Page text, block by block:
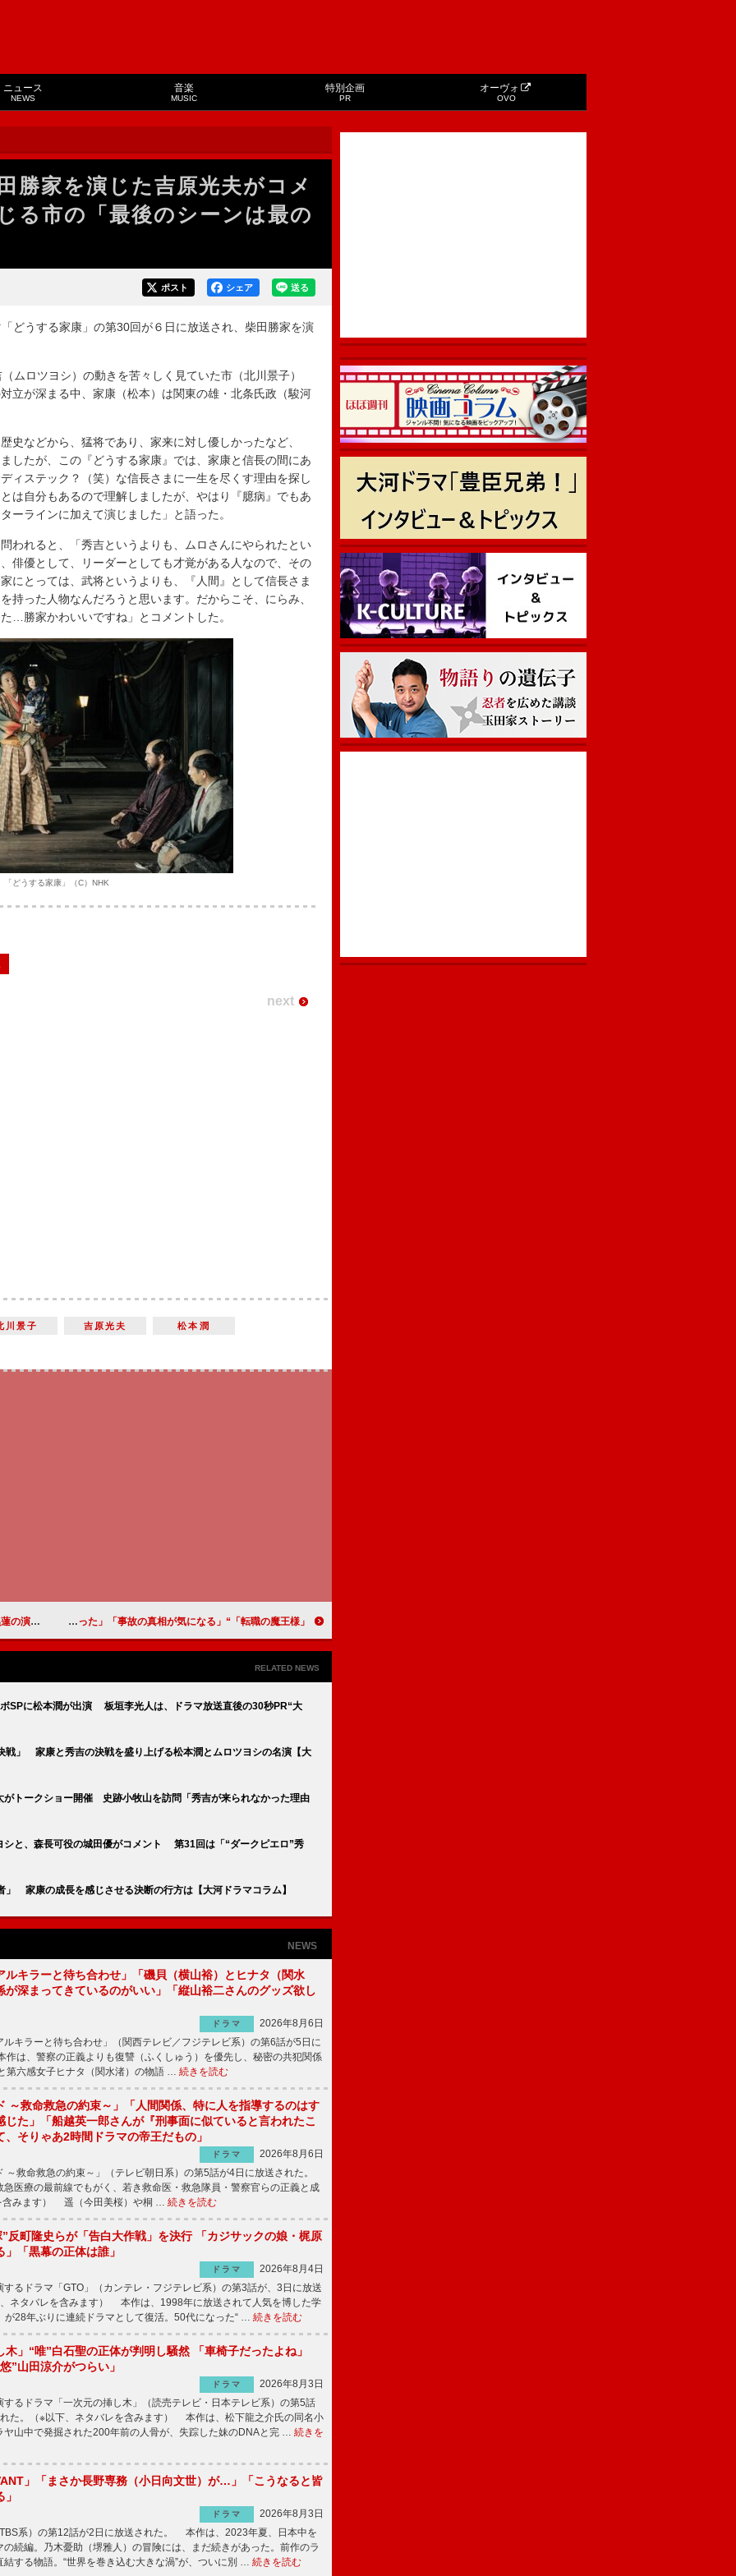
ニュース
NEWS
音楽
MUSIC
特別企画
PR
オーヴォ
OVO
勝家を演じた吉原光夫がコメ
市の「最後のシーンは最の
送る
シェア
ポスト
うする家康」の第30回が６日に放送され、柴田勝家を演
ロツヨシ）の動きを苦々しく見ていた市（北川景子）
立が深まる中、家康（松本）は関東の雄・北条氏政（駿河
などから、猛将であり、家来に対し優しかったなど、
したが、この『どうする家康』では、家康と信長の間にあ
ィステック？（笑）な信長さまに一生を尽くす理由を探し
は自分もあるので理解しましたが、やはり『臆病』でもあ
ラインに加えて演じました」と語った。
れると、「秀吉というよりも、ムロさんにやられたとい
俳優として、リーダーとしても才覚がある人なので、その
とっては、武将というよりも、『人間』として信長さま
持った人物なんだろうと思います。だからこそ、にらみ、
…勝家かわいいですね」とコメントした。
「どうする家康」（C）NHK
next
川景子 吉原光夫 松本潤
い役も似合う」 「転職の魔王様」“来栖”成田凌のつらい過去が判明 「来栖の過去の思いが胸に刺さった」「事故の真相が気になる」
RELATED NEWS
SPに松本潤が出演 板垣李光人は、ドラマ放送直後の30秒PR“大
戦」 家康と秀吉の決戦を盛り上げる松本潤とムロツヨシの名演【大
がトークショー開催 史跡小牧山を訪問「秀吉が来られなかった理由
シと、森長可役の城田優がコメント 第31回は「“ダークピエロ”秀
家康の成長を感じさせる決断の行方は【大河ドラマコラム】
NEWS
ルキラーと待ち合わせ」「磯貝（横山裕）とヒナタ（関水
が深まってきているのがいい」「縦山裕二さんのグッズ欲し
ドラマ
2026年8月6日
キラーと待ち合わせ」（関西テレビ／フジテレビ系）の第6話が5日に
は、警察の正義よりも復讐（ふくしゅう）を優先し、秘密の共犯関係
第六感女子ヒナタ（関水渚）の物語 … 続きを読む
～救命救急の約束～」「人間関係、特に人を指導するのはす
じた」「船越英一郎さんが『刑事面に似ていると言われたこ
、そりゃあ2時間ドラマの帝王だもの」
ドラマ
2026年8月6日
救命救急の約束～」（テレビ朝日系）の第5話が4日に放送された。
医療の最前線でもがく、若き救命医・救急隊員・警察官らの正義と成
含みます） 遥（今田美桜）や桐 … 続きを読む
反町隆史らが「告白大作戦」を決行 「カジサックの娘・梶原
「黒幕の正体は誰」
ドラマ
2026年8月4日
るドラマ「GTO」（カンテレ・フジテレビ系）の第3話が、3日に放送
ネタバレを含みます） 本作は、1998年に放送されて人気を博した学
が28年ぶりに連続ドラマとして復活。50代になった“ … 続きを読む
木」“唯”白石聖の正体が判明し騒然 「車椅子だったよね」
”山田涼介がつらい」
ドラマ
2026年8月3日
るドラマ「一次元の挿し木」（読売テレビ・日本テレビ系）の第5話
た。（※以下、ネタバレを含みます） 本作は、松下龍之介氏の同名小
ヤ山中で発掘された200年前の人骨が、失踪した妹のDNAと完 … 続きを
」「まさか長野専務（小日向文世）が…」「こうなると皆
ドラマ
2026年8月3日
系）の第12話が2日に放送された。 本作は、2023年夏、日本中を
の続編。乃木憂助（堺雅人）の冒険には、まだ続きがあった。前作のラ
結する物語。“世界を巻き込む大きな渦”が、ついに別 … 続きを読む